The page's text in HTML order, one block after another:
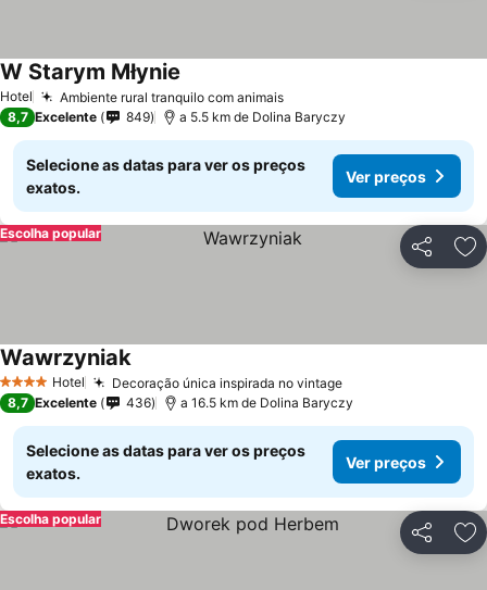
Hotel Ambiente rural tranquilo com animais
W Starym Młynie
8,7 Excelente 849 a 5.5 km de Dolina Baryczy
Selecione as datas para ver os preços
exatos.
Ver preços
Partilhar
Escolha popular
4 EstrelasHotel Decoração única inspirada no vintage
Wawrzyniak
8,7 Excelente 436 a 16.5 km de Dolina Baryczy
Selecione as datas para ver os preços
exatos.
Ver preços
Partilhar
Escolha popular